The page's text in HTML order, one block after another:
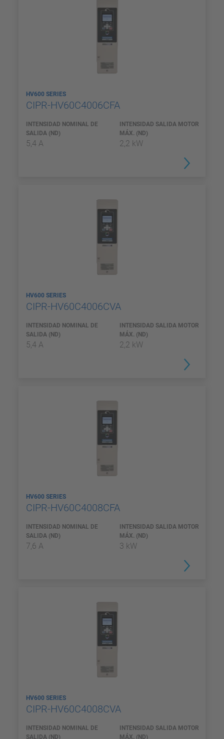
HV600 SERIES
CIPR-HV60C4006CFA
INTENSIDAD NOMINAL DE
SALIDA (ND)
5,4 A
INTENSIDAD SALIDA MOTOR
MÁX. (ND)
2,2 kW
HV600 SERIES
CIPR-HV60C4006CVA
INTENSIDAD NOMINAL DE
SALIDA (ND)
5,4 A
INTENSIDAD SALIDA MOTOR
MÁX. (ND)
2,2 kW
HV600 SERIES
CIPR-HV60C4008CFA
INTENSIDAD NOMINAL DE
SALIDA (ND)
7,6 A
INTENSIDAD SALIDA MOTOR
MÁX. (ND)
3 kW
HV600 SERIES
CIPR-HV60C4008CVA
INTENSIDAD NOMINAL DE
SALIDA (ND)
INTENSIDAD SALIDA MOTOR
MÁX. (ND)